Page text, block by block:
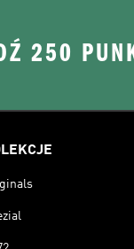
250